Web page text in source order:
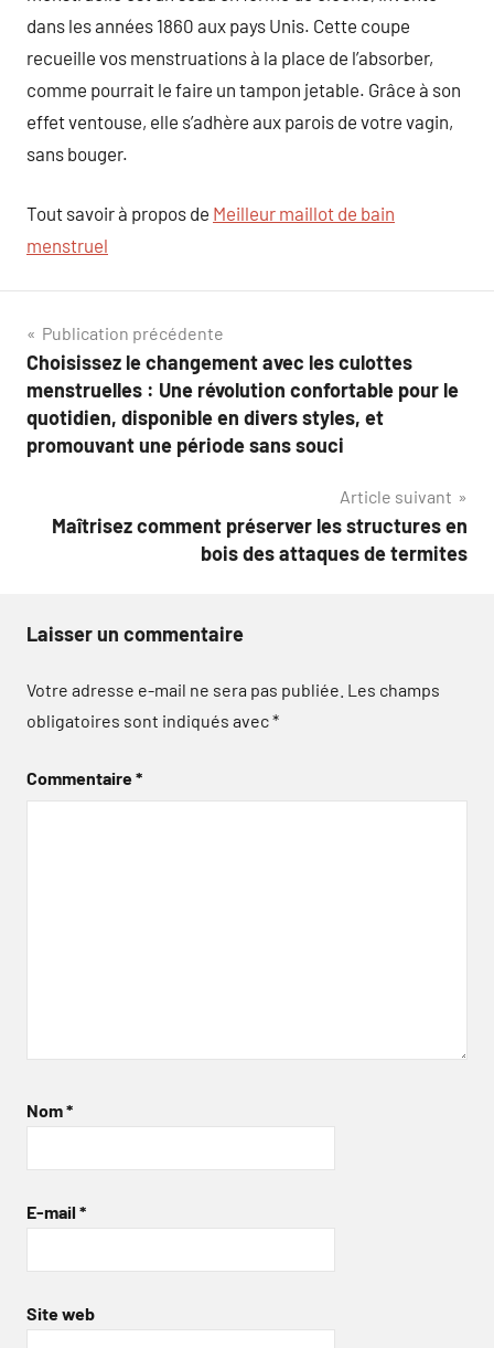
dans les années 1860 aux pays Unis. Cette coupe
recueille vos menstruations à la place de l’absorber,
comme pourrait le faire un tampon jetable. Grâce à son
effet ventouse, elle s’adhère aux parois de votre vagin,
sans bouger.
Tout savoir à propos de Meilleur maillot de bain
menstruel
Navigation
de
l’article
Publication précédente
Choisissez le changement avec les culottes
menstruelles : Une révolution confortable pour le
quotidien, disponible en divers styles, et
promouvant une période sans souci
Article suivant
Maîtrisez comment préserver les structures en
bois des attaques de termites
Laisser un commentaire
Votre adresse e-mail ne sera pas publiée. Les champs
obligatoires sont indiqués avec*
Commentaire*
Nom*
E-mail *
Site web